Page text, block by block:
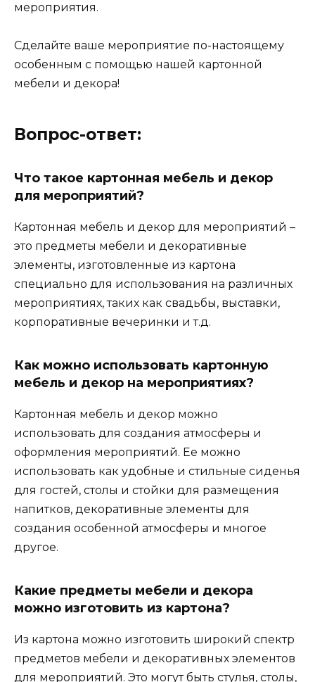
мероприятия.
Сделайте ваше мероприятие по-настоящему
особенным с помощью нашей картонной
мебели и декора!
Вопрос-ответ:
Что такое картонная мебель и декор
для мероприятий?
Картонная мебель и декор для мероприятий –
это предметы мебели и декоративные
элементы, изготовленные из картона
специально для использования на различных
мероприятиях, таких как свадьбы, выставки,
корпоративные вечеринки и т.д.
Как можно использовать картонную
мебель и декор на мероприятиях?
Картонная мебель и декор можно
использовать для создания атмосферы и
оформления мероприятий. Ее можно
использовать как удобные и стильные сиденья
для гостей, столы и стойки для размещения
напитков, декоративные элементы для
создания особенной атмосферы и многое
другое.
Какие предметы мебели и декора
можно изготовить из картона?
Из картона можно изготовить широкий спектр
предметов мебели и декоративных элементов
для мероприятий. Это могут быть стулья, столы,